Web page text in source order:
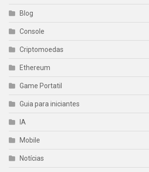
Blog
Console
Criptomoedas
Ethereum
Game Portatil
Guia para iniciantes
IA
Mobile
Notícias